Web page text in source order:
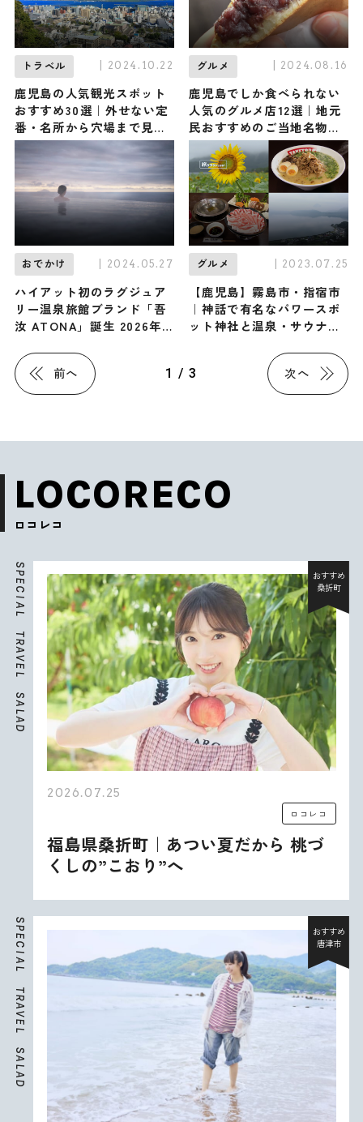
トラベル | 2024.10.22
鹿児島の人気観光スポット
おすすめ30選｜外せない定
番・名所から穴場まで見ど
ころ満載の観光地を紹介
グルメ | 2024.08.16
鹿児島でしか食べられない
人気のグルメ店12選｜地元
民おすすめのご当地名物や
知る人ぞ知るお店など
おでかけ | 2024.05.27
ハイアット初のラグジュア
リー温泉旅館ブランド「吾
汝 ATONA」誕生 2026年
で開業
グルメ | 2023.07.25
【鹿児島】霧島市・指宿市
｜神話で有名なパワースポ
ット神社と温泉・サウナ
前へ 1 / 3 次へ
LOCORECO
ロコレコ
S
P
E
C
I
A
L
T
R
A
V
E
L
S
A
L
A
D
おすすめ
桑折町
2026.07.25
ロコレコ
福島県桑折町｜あつい夏だから 桃づ
くしの”こおり”へ
S
P
E
C
I
A
L
T
R
A
V
E
L
S
A
L
A
D
おすすめ
唐津市